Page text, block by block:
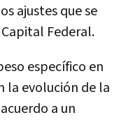
ajustes que se
Federal.
específico en
la evolución de la
a un